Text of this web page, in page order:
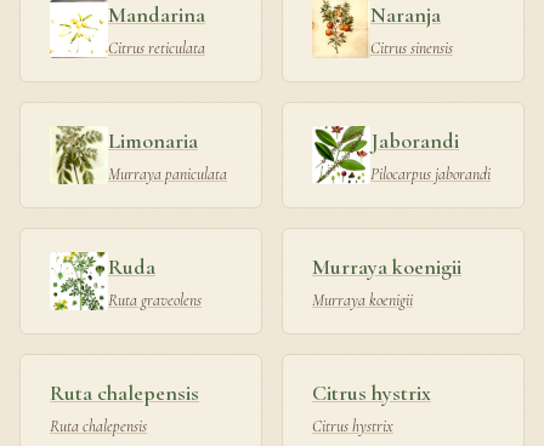
Mandarina
Citrus reticulata
Naranja
Citrus sinensis
Limonaria
Murraya paniculata
Jaborandi
Pilocarpus jaborandi
Ruda
Ruta graveolens
Murraya koenigii
Murraya koenigii
Ruta chalepensis
Ruta chalepensis
Citrus hystrix
Citrus hystrix